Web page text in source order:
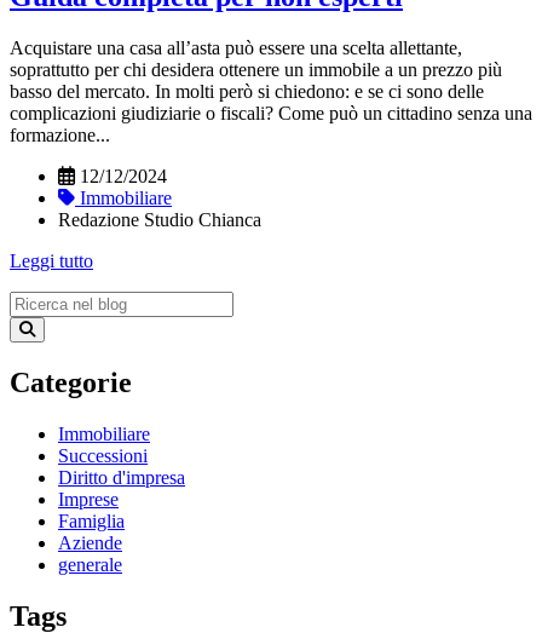
Acquistare una casa all’asta può essere una scelta allettante,
soprattutto per chi desidera ottenere un immobile a un prezzo più
basso del mercato. In molti però si chiedono: e se ci sono delle
complicazioni giudiziarie o fiscali? Come può un cittadino senza una
formazione...
12/12/2024
Immobiliare
Redazione Studio Chianca
Leggi tutto
Categorie
Immobiliare
Successioni
Diritto d'impresa
Imprese
Famiglia
Aziende
generale
Tags